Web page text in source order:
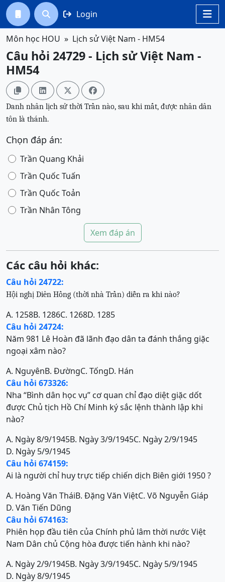

  Login
Môn học HOU Lịch sử Việt Nam - HM54
Câu hỏi 24729 - Lịch sử Việt Nam -
HM54
   
Danh nhân lịch sử thời Trần nào, sau khi mất, được nhân dân
tôn là thánh.
Chọn đáp án:
Trần Quang Khải
Trần Quốc Tuấn
Trần Quốc Toản
Trần Nhân Tông
Xem đáp án
Các câu hỏi khác:
Câu hỏi 24722:
Hội nghị Diên Hồng (thời nhà Trần) diễn ra khi nào?
A. 1258B. 1286C. 1268D. 1285
Câu hỏi 24724:
Năm 981 Lê Hoàn đã lãnh đạo dân ta đánh thắng giặc
ngoại xâm nào?
A. NguyênB. ĐườngC. TốngD. Hán
Câu hỏi 673326:
Nha “Bình dân học vụ” cơ quan chỉ đạo diệt giặc dốt
được Chủ tịch Hồ Chí Minh ký sắc lệnh thành lập khi
nào?
A. Ngày 8/9/1945B. Ngày 3/9/1945C. Ngày 2/9/1945
D. Ngày 5/9/1945
Câu hỏi 674159:
Ai là người chỉ huy trực tiếp chiến dịch Biên giới 1950 ?
A. Hoàng Văn TháiB. Đặng Văn ViệtC. Võ Nguyễn Giáp
D. Văn Tiến Dũng
Câu hỏi 674163:
Phiên họp đầu tiên của Chính phủ lâm thời nước Việt
Nam Dân chủ Cộng hòa được tiến hành khi nào?
A. Ngày 2/9/1945B. Ngày 3/9/1945C. Ngày 5/9/1945
D. Ngày 8/9/1945